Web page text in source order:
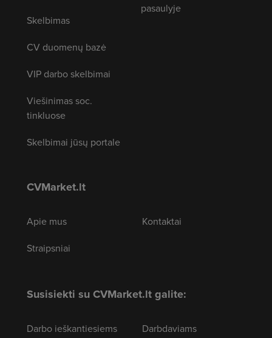
Skelbimas
CV duomenų bazė
VIP darbo skelbimai
Viešinimas soc.
tinkluose
Skelbimai jūsų portale
pasaulyje
CVMarket.lt
Apie mus
Straipsniai
Kontaktai
Susisiekti su CVMarket.lt galite:
Darbo ieškantiesiems Darbdaviams